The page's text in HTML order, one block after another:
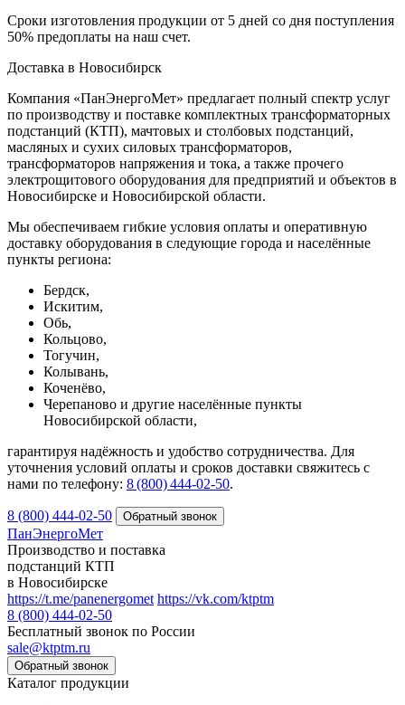
Сроки изготовления продукции от 5 дней со дня поступления
50% предоплаты на наш счет.
Доставка в Новосибирск
Компания «ПанЭнергоМет» предлагает полный спектр услуг
по производству и поставке комплектных трансформаторных
подстанций (КТП), мачтовых и столбовых подстанций,
масляных и сухих силовых трансформаторов,
трансформаторов напряжения и тока, а также прочего
электрощитового оборудования для предприятий и объектов в
Новосибирске и Новосибирской области.
Мы обеспечиваем гибкие условия оплаты и оперативную
доставку оборудования в следующие города и населённые
пункты региона:
Бердск,
Искитим,
Обь,
Кольцово,
Тогучин,
Колывань,
Коченёво,
Черепаново и другие населённые пункты
Новосибирской области,
гарантируя надёжность и удобство сотрудничества. Для
уточнения условий оплаты и сроков доставки свяжитесь с
нами по телефону: 8 (800) 444‑02‑50.
8 (800) 444-02-50
ПанЭнергоМет
Производство и поставка
подстанций КТП
в Новосибирске
https://t.me/panenergomet https://vk.com/ktptm
8 (800) 444-02-50
Бесплатный звонок по России
sale@ktptm.ru
Каталог продукции